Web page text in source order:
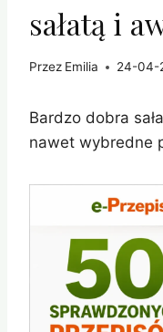
sałatą i
Przez Emilia 24-04-
Bardzo dobra
nawet wybredne